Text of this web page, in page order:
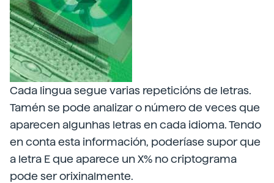
Cada lingua segue varias repeticións de letras.
Tamén se pode analizar o número de veces que
aparecen algunhas letras en cada idioma. Tendo
en conta esta información, poderíase supor que
a letra E que aparece un X% no criptograma
pode ser orixinalmente.